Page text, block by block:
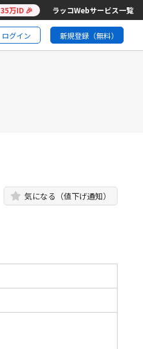
35万ID 🎉 ラッコWebサービス一覧
ログイン 新規登録（無料）
気になる（値下げ通知）